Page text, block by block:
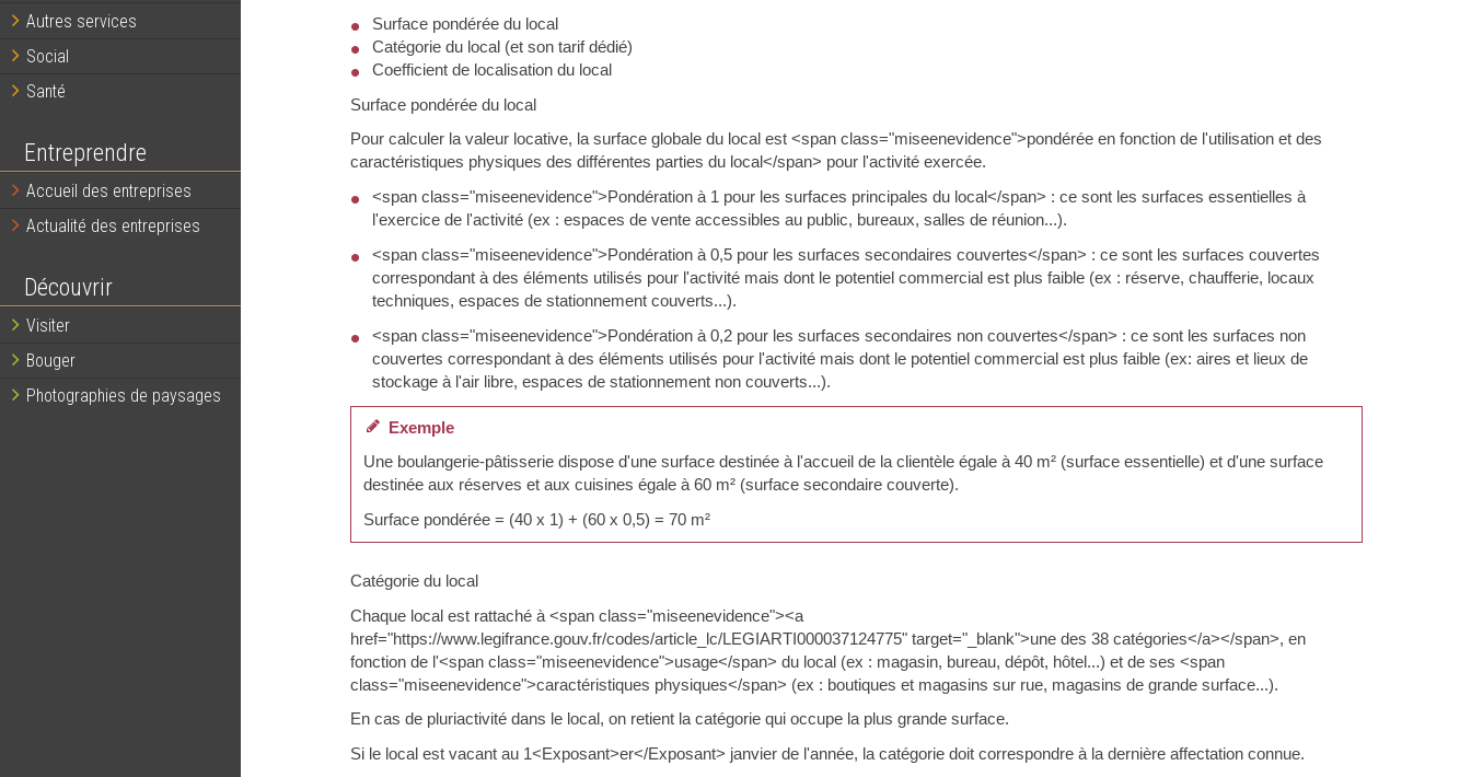
Autres services
Social
Santé
Entreprendre
Accueil des entreprises
Actualité des entreprises
Découvrir
Visiter
Bouger
Photographies de paysages
Surface pondérée du local
Catégorie du local (et son tarif dédié)
Coefficient de localisation du local
Surface pondérée du local
Pour calculer la valeur locative, la surface globale du local est <span class="miseenevidence">pondérée en fonction de l'utilisation et des
caractéristiques physiques des différentes parties du local</span> pour l'activité exercée.
<span class="miseenevidence">Pondération à 1 pour les surfaces principales du local</span> : ce sont les surfaces essentielles à
l'exercice de l'activité (ex : espaces de vente accessibles au public, bureaux, salles de réunion...).
<span class="miseenevidence">Pondération à 0,5 pour les surfaces secondaires couvertes</span> : ce sont les surfaces couvertes
correspondant à des éléments utilisés pour l'activité mais dont le potentiel commercial est plus faible (ex : réserve, chaufferie, locaux
techniques, espaces de stationnement couverts...).
<span class="miseenevidence">Pondération à 0,2 pour les surfaces secondaires non couvertes</span> : ce sont les surfaces non
couvertes correspondant à des éléments utilisés pour l'activité mais dont le potentiel commercial est plus faible (ex: aires et lieux de
stockage à l'air libre, espaces de stationnement non couverts...).
Exemple
Une boulangerie-pâtisserie dispose d'une surface destinée à l'accueil de la clientèle égale à 40 m² (surface essentielle) et d'une surface
destinée aux réserves et aux cuisines égale à 60 m² (surface secondaire couverte).
Surface pondérée = (40 x 1) + (60 x 0,5) = 70 m²
Catégorie du local
Chaque local est rattaché à <span class="miseenevidence"><a
href="https://www.legifrance.gouv.fr/codes/article_lc/LEGIARTI000037124775" target="_blank">une des 38 catégories</a></span>, en
fonction de l'<span class="miseenevidence">usage</span> du local (ex : magasin, bureau, dépôt, hôtel...) et de ses <span
class="miseenevidence">caractéristiques physiques</span> (ex : boutiques et magasins sur rue, magasins de grande surface...).
En cas de pluriactivité dans le local, on retient la catégorie qui occupe la plus grande surface.
Si le local est vacant au 1<Exposant>er</Exposant> janvier de l'année, la catégorie doit correspondre à la dernière affectation connue.